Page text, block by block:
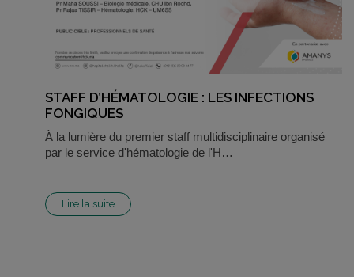
STAFF D’HÉMATOLOGIE : LES INFECTIONS
FONGIQUES
À la lumière du premier staff multidisciplinaire organisé
par le service d'hématologie de l'H…
Lire la suite